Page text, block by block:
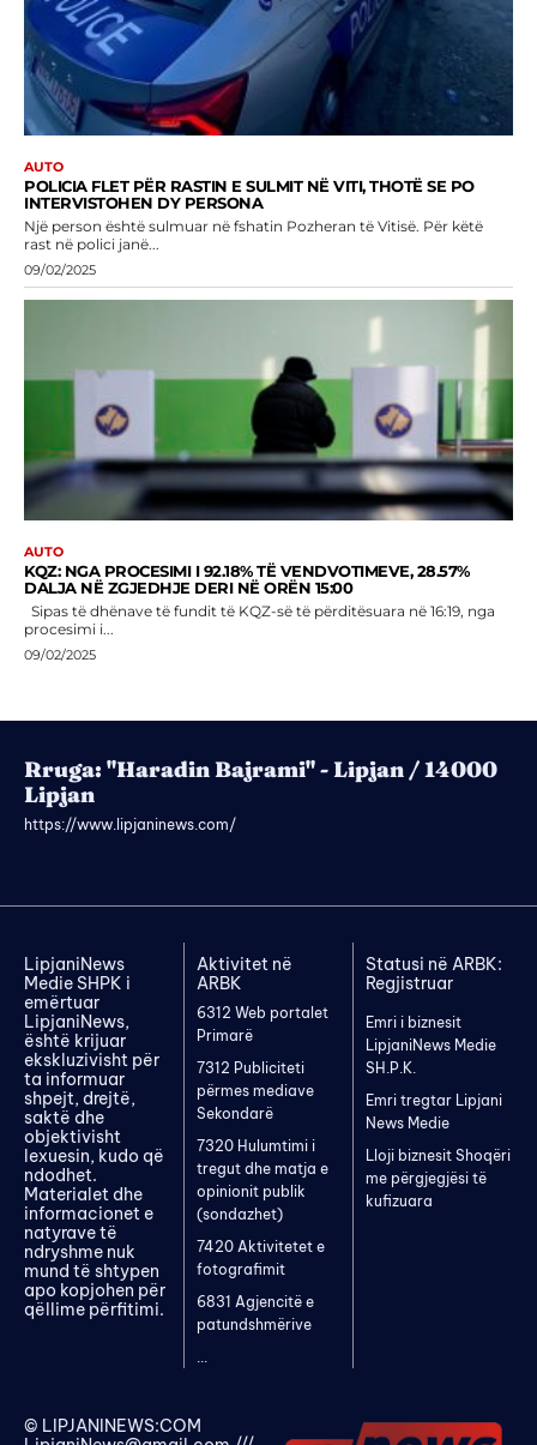
AUTO
POLICIA FLET PËR RASTIN E SULMIT NË VITI, THOTË SE PO
INTERVISTOHEN DY PERSONA
Një person është sulmuar në fshatin Pozheran të Vitisë. Për këtë
rast në polici janë...
09/02/2025
AUTO
KQZ: NGA PROCESIMI I 92.18% TË VENDVOTIMEVE, 28.57%
DALJA NË ZGJEDHJE DERI NË ORËN 15:00
procesimi i...
09/02/2025
Rruga: "Haradin Bajrami" - Lipjan / 14000
Lipjan
https://www.lipjaninews.com/
LipjaniNews
Medie SHPK i
emërtuar
LipjaniNews,
është krijuar
ekskluzivisht për
ta informuar
shpejt, drejtë,
saktë dhe
objektivisht
lexuesin, kudo që
ndodhet.
Materialet dhe
informacionet e
natyrave të
ndryshme nuk
mund të shtypen
apo kopjohen për
qëllime përfitimi.
Aktivitet në
ARBK
6312 Web portalet
Primarë
7312 Publiciteti
përmes mediave
Sekondarë
7320 Hulumtimi i
tregut dhe matja e
opinionit publik
(sondazhet)
7420 Aktivitetet e
fotografimit
6831 Agjencitë e
patundshmërive
Statusi në ARBK:
Regjistruar
Emri i biznesit
LipjaniNews Medie
SH.P.K.
Emri tregtar Lipjani
News Medie
Lloji biznesit Shoqëri
me përgjegjësi të
kufizuara
© LIPJANINEWS:COM